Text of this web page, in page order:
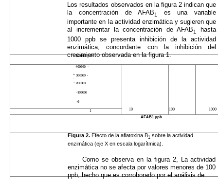
Los resultados observados en la figura 2 indican que
la concentración de AFAB1
es una variable
importan­te en la actividad enzimática y sugieren que
al in­crementar la concentración de AFAB1
hasta
1000 ppb se presenta inhibición de la actividad
enzimática, concordante con la inhibición del
crecimiento obser­vada en la figura 1.
500000 { fr
400000 -
" 300000 -
j
' 200000
-100000
-0
10 100 1000
1
AFAB1 ppb
Figura 2. Efecto de la aflatoxina B1 sobre la actividad
enzimática (eje X en escala logarítmica).
Como se observa en la figura 2, La actividad
enzimática no se afecta por valores menores de 100
ppb, hecho que es corroborado por el análisis de